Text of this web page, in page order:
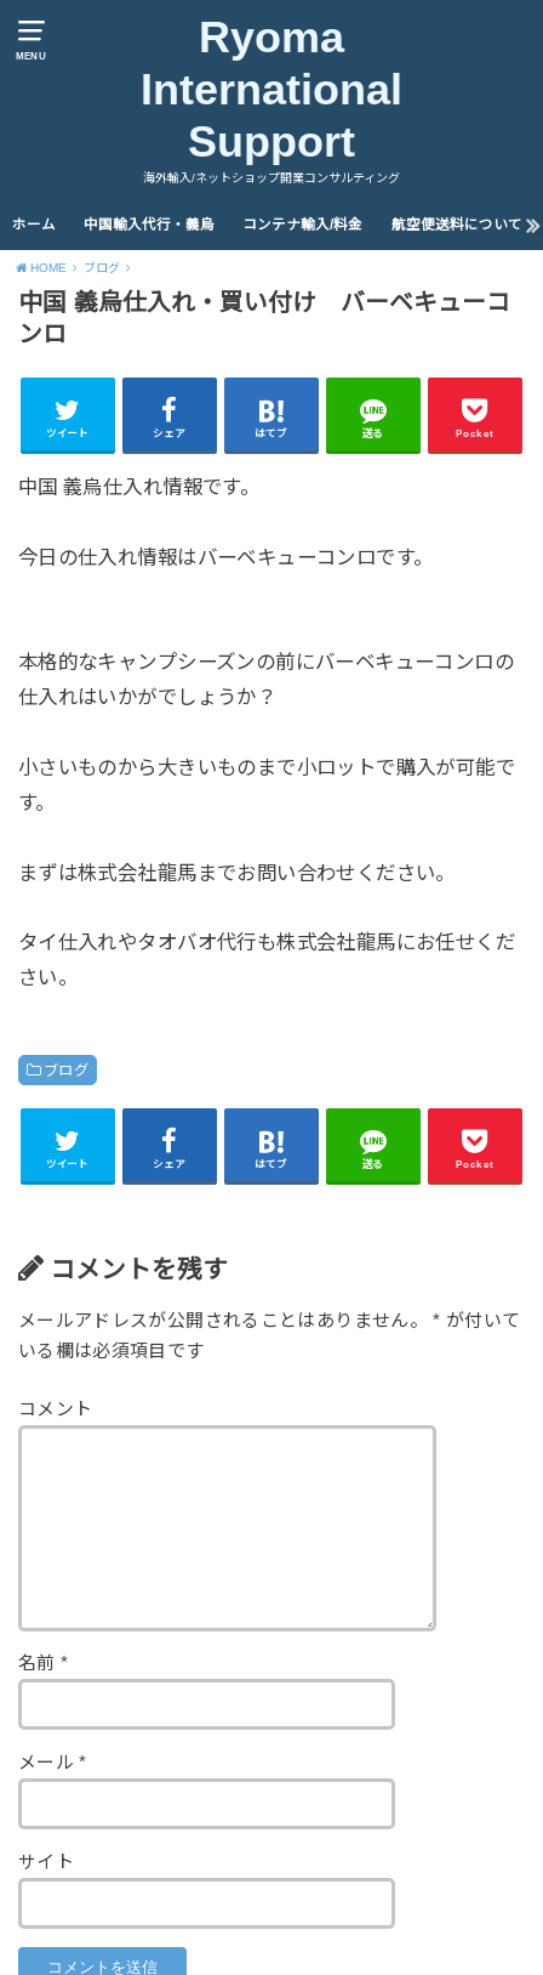
MENU
Ryoma
International
Support
海外輸入/ネットショップ開業コンサルティング
ホーム 中国輸入代行・義烏 コンテナ輸入/料金 航空便送料について
HOME ブログ
中国 義烏仕入れ・買い付け バーベキューコ
ンロ
ツイート シェア はてブ 送る Pocket
中国 義烏仕入れ情報です。
今日の仕入れ情報はバーベキューコンロです。
本格的なキャンプシーズンの前にバーベキューコンロの
仕入れはいかがでしょうか？
小さいものから大きいものまで小ロットで購入が可能で
す。
まずは株式会社龍馬までお問い合わせください。
タイ仕入れやタオバオ代行も株式会社龍馬にお任せくだ
さい。
ブログ
ツイート シェア はてブ 送る Pocket
コメントを残す
メールアドレスが公開されることはありません。 * が付いて
いる欄は必須項目です
コメント
名前 *
メール*
サイト